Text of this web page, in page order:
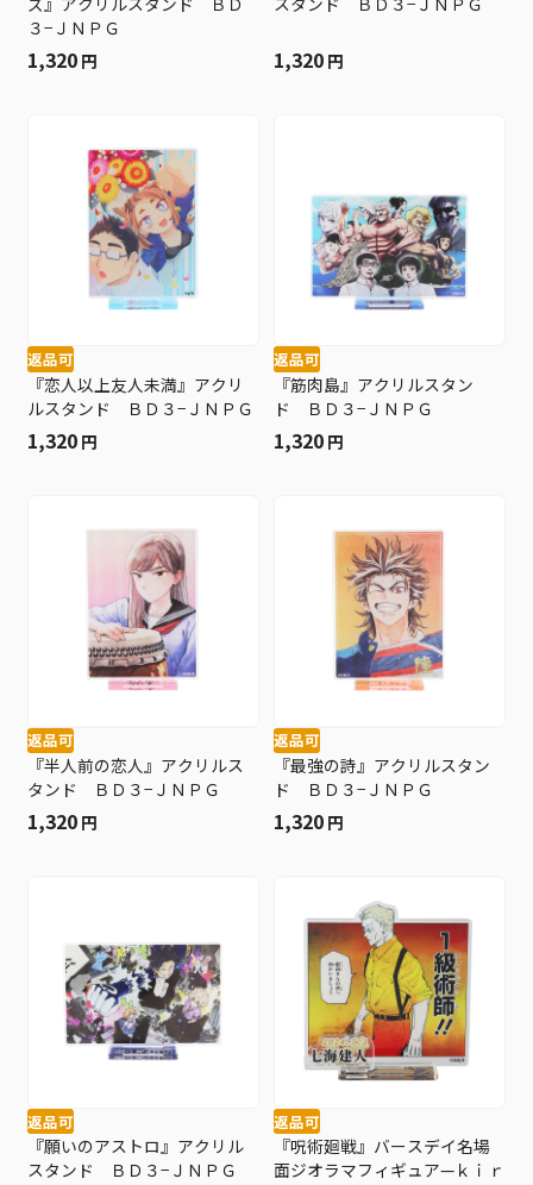
３−ＪＮＰＧ
1,320 円 1,320 円
返品可
『恋人以上友人未満』アクリ
ルスタンド ＢＤ３−ＪＮＰＧ
1,320 円
返品可
『筋肉島』アクリルスタン
ド ＢＤ３−ＪＮＰＧ
1,320 円
返品可
『半人前の恋人』アクリルス
タンド ＢＤ３−ＪＮＰＧ
1,320 円
返品可
『最強の詩』アクリルスタン
ド ＢＤ３−ＪＮＰＧ
1,320 円
返品可
『願いのアストロ』アクリル
スタンド ＢＤ３−ＪＮＰＧ
返品可
『呪術廻戦』バースデイ名場
面ジオラマフィギュア—ｋｉｒ